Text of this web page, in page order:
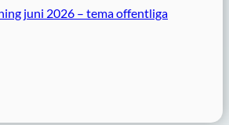
juni 2026 – tema offentliga